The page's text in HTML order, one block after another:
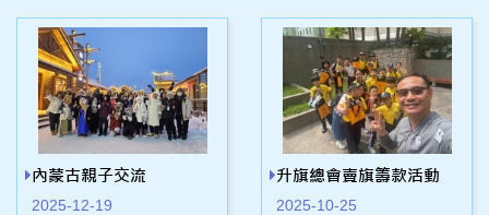
內蒙古親子交流
2025-12-19
升旗總會賣旗籌款活動
2025-10-25